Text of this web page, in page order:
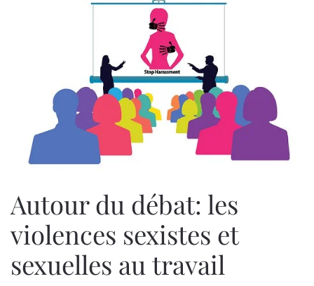
Autour du débat: les
violences sexistes et
sexuelles au travail